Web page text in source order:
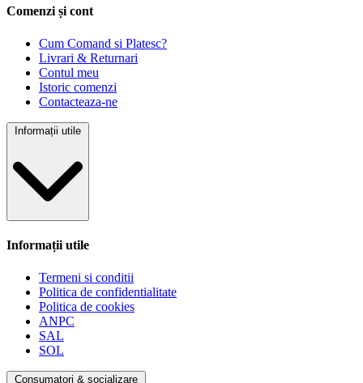
Comenzi și cont
Cum Comand si Platesc?
Livrari & Returnari
Contul meu
Istoric comenzi
Contacteaza-ne
Informații utile
Informații utile
Termeni si conditii
Politica de confidentialitate
Politica de cookies
ANPC
SAL
SOL
Consumatori & socializare